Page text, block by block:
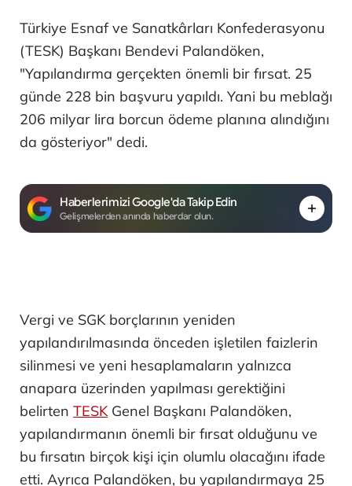
Türkiye Esnaf ve Sanatkârları Konfederasyonu
(TESK) Başkanı Bendevi Palandöken,
"Yapılandırma gerçekten önemli bir fırsat. 25
günde 228 bin başvuru yapıldı. Yani bu meblağı
206 milyar lira borcun ödeme planına alındığını
da gösteriyor" dedi.
Haberlerimizi Google'da Takip Edin
Gelişmelerden anında haberdar olun.
Vergi ve SGK borçlarının yeniden
yapılandırılmasında önceden işletilen faizlerin
silinmesi ve yeni hesaplamaların yalnızca
anapara üzerinden yapılması gerektiğini
belirten TESKGenel Başkanı Palandöken,
yapılandırmanın önemli bir fırsat olduğunu ve
bu fırsatın birçok kişi için olumlu olacağını ifade
etti. Ayrıca Palandöken, bu yapılandırmaya 25